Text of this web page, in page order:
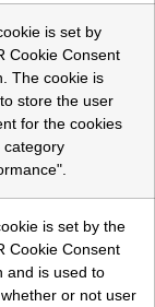
is set by
Cookie Consent
The cookie is
store the user
for the cookies
category
is set by the
Cookie Consent
and is used to
or not user